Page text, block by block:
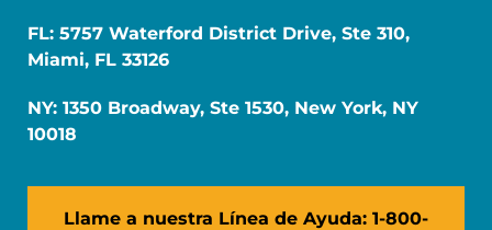
FL: 5757 Waterford District Drive, Ste 310,
Miami, FL 33126
NY: 1350 Broadway, Ste 1530, New York, NY
10018
Llame a nuestra Línea de Ayuda: 1-800-